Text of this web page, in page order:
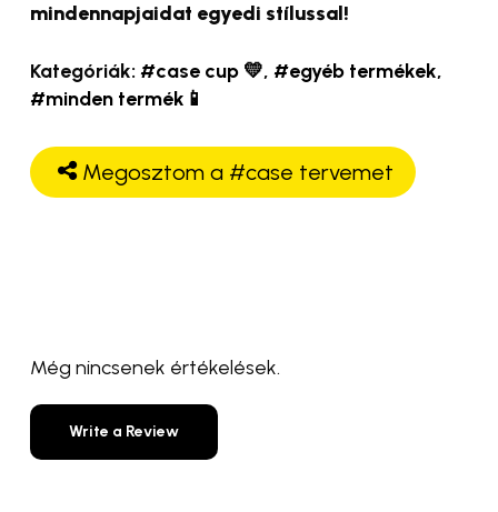
mindennapjaidat egyedi stílussal!
Kategóriák: #case cup 💛, #egyéb termékek,
#minden termék📱
Megosztom a #case tervemet
Még nincsenek értékelések.
Write a Review